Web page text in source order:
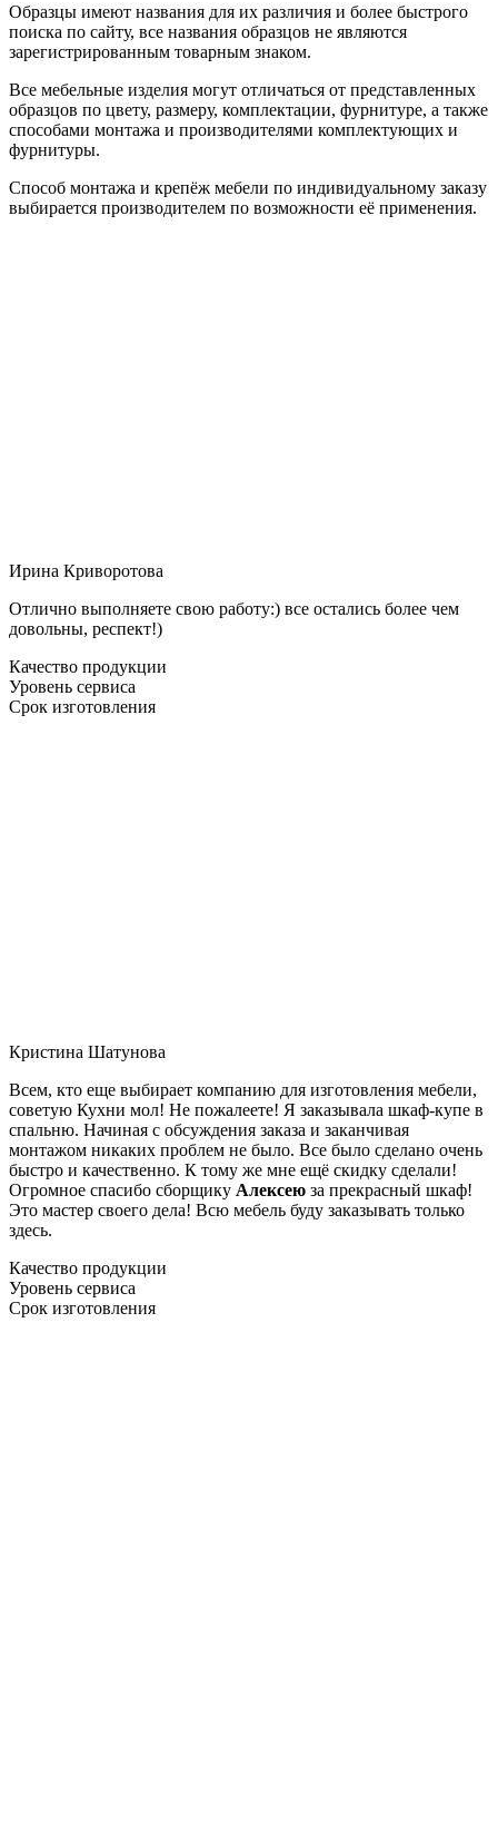
Образцы имеют названия для их различия и более быстрого
поиска по сайту, все названия образцов не являются
зарегистрированным товарным знаком.
Все мебельные изделия могут отличаться от представленных
образцов по цвету, размеру, комплектации, фурнитуре, а также
способами монтажа и производителями комплектующих и
фурнитуры.
Способ монтажа и крепёж мебели по индивидуальному заказу
выбирается производителем по возможности её применения.
Ирина Криворотова
Отлично выполняете свою работу:) все остались более чем
довольны, респект!)
Качество продукции
Уровень сервиса
Срок изготовления
Кристина Шатунова
Всем, кто еще выбирает компанию для изготовления мебели,
советую Кухни мол! Не пожалеете! Я заказывала шкаф-купе в
спальню. Начиная с обсуждения заказа и заканчивая
монтажом никаких проблем не было. Все было сделано очень
быстро и качественно. К тому же мне ещё скидку сделали!
Огромное спасибо сборщику Алексею за прекрасный шкаф!
Это мастер своего дела! Всю мебель буду заказывать только
здесь.
Качество продукции
Уровень сервиса
Срок изготовления